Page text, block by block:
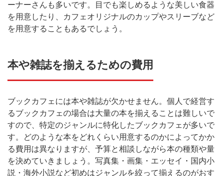
ーナーさんも多いです。目でも楽しめるような美しい食器
を用意したり、カフェオリジナルのカップやスリーブなど
を用意することもあるでしょう。
本や雑誌を揃えるための費用
ブックカフェには本や雑誌が欠かせません。個人で経営す
るブックカフェの場合は大量の本を揃えることは難しいで
すので、特定のジャンルに特化したブックカフェが多いで
す。どのような本をどれくらい用意するのかによってかか
る費用は異なりますが、予算と相談しながら本の種類や量
を決めていきましょう。写真集・画集・エッセイ・国内小
説・海外小説など初めはジャンルを絞って揃えるのがおす